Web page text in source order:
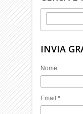
INVIA
Nome
Email*